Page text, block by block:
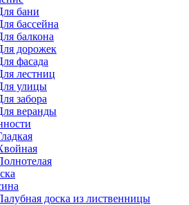
бани
бассейна
балкона
дорожек
фасада
лестниц
улицы
забора
веранды
доска из лиственницы